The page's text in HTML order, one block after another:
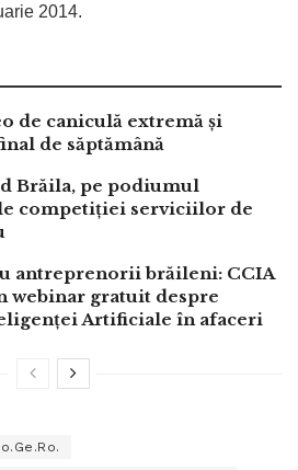
2014.
de caniculă extremă și
de săptămână
Brăila, pe podiumul
competiției serviciilor de
antreprenorii brăileni: CCIA
webinar gratuit despre
Artificiale în afaceri